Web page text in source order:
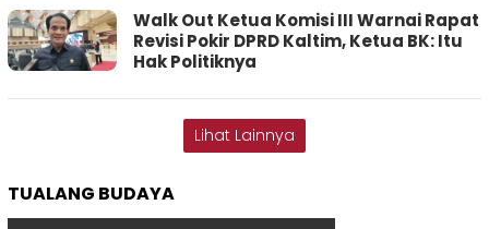
Walk Out Ketua Komisi III Warnai Rapat
Revisi Pokir DPRD Kaltim, Ketua BK: Itu
Hak Politiknya
Lihat Lainnya
TUALANG BUDAYA